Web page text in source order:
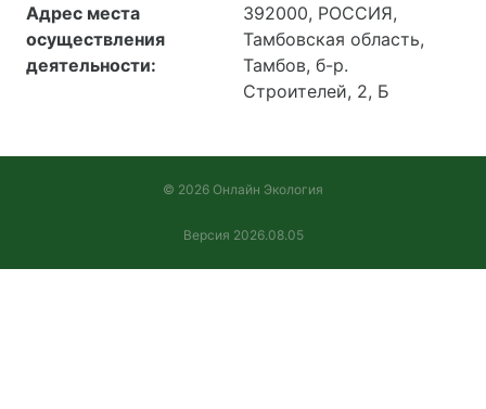
Адрес места
осуществления
деятельности:
392000, РОССИЯ,
Тамбовская область,
Тамбов, б-р.
Строителей, 2, Б
© 2026 Онлайн Экология
Версия 2026.08.05